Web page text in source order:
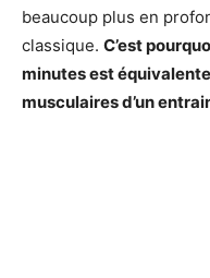
beaucoup plus en
classique. C’est
minutes est
musculaires d’un